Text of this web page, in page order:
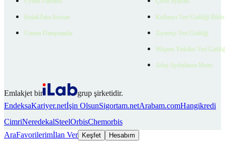
EmlakZeka Asistan
Uzman Danışmanlar
Kullanıcı Veri Gizliliği
Ziyaretçi Veri Gizliliği
Müşteri Yetkilisi Veri
Aday Aydınlatma Metni
Emlakjet bir
grup şirketidir.
EndeksaKariyer.netİşin OlsunSigortam.netArabam.comHangikredi
CimriNeredekalSteelOrbisChemorbis
AraFavorilerimİlan Ver Keşfet Hesabım